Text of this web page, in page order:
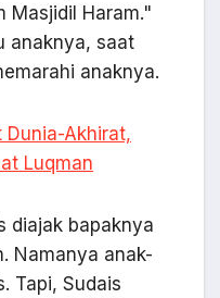
Masjidil Haram."
anaknya, saat
anaknya.
Dunia-Akhirat,
Luqman
diajak bapaknya
Namanya anak-
Tapi, Sudais